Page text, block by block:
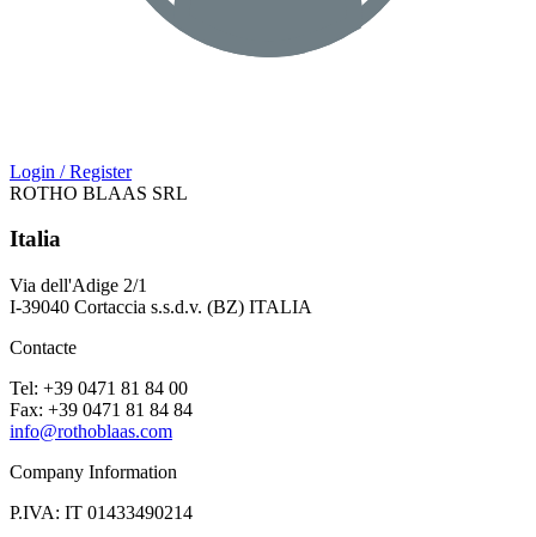
Login / Register
ROTHO BLAAS SRL
Italia
Via dell'Adige 2/1
I-39040 Cortaccia s.s.d.v. (BZ) ITALIA
Contacte
Tel: +39 0471 81 84 00
Fax: +39 0471 81 84 84
info@rothoblaas.com
Company Information
P.IVA: IT 01433490214